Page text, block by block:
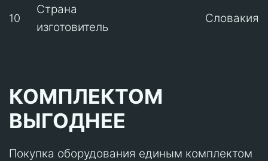
10
Страна
изготовитель
Словакия
КОМПЛЕКТОМ
ВЫГОДНЕЕ
Покупка оборудования единым комплектом